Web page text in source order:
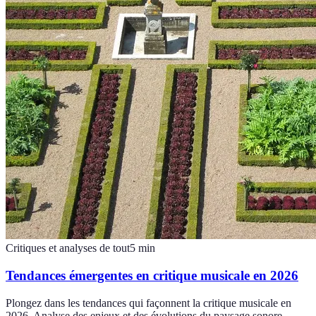
Critiques et analyses de tout5 min
Tendances émergentes en critique musicale en 2026
Plongez dans les tendances qui façonnent la critique musicale en